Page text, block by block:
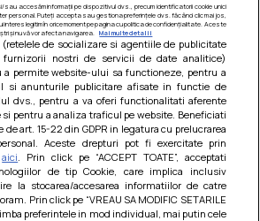
cu arpagic rosu
preparat!
accesăm informații pe dispozitivul dvs., precum identificatorii cookie unici
personal. Puteți accepta sau gestiona preferințele dvs. făcând clic mai jos,
interes legitim în orice moment pe pagina cu politica de confidențialitate. Aceste
și nu vă vor afecta navigarea.
Mai multe detalii
de socializare si agentiile de publicitate
furnizorii nostri de servicii de date analitice)
a permite website-ului sa functioneze, pentru a
si anunturile publicitare afisate in functie de
dvs., pentru a va oferi functionalitati aferente
pentru a analiza traficul pe website. Beneficiati
art. 15-22 din GDPR in legatura cu prelucrarea
Aceste drepturi pot fi exercitate prin
aici . Prin click pe “ACCEPT TOATE”, acceptati
de tip Cookie, care implica inclusiv
la stocarea/accesarea informatiilor de catre
Prin click pe “VREAU SA MODIFIC SETARILE
preferintele in mod individual, mai putin cele